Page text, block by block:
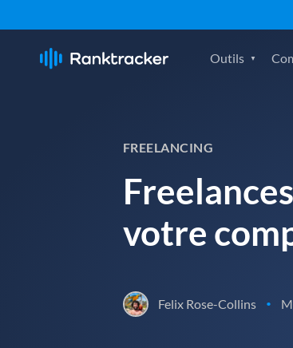
Outils
FREELANCING
votre
Felix Rose-Collins •